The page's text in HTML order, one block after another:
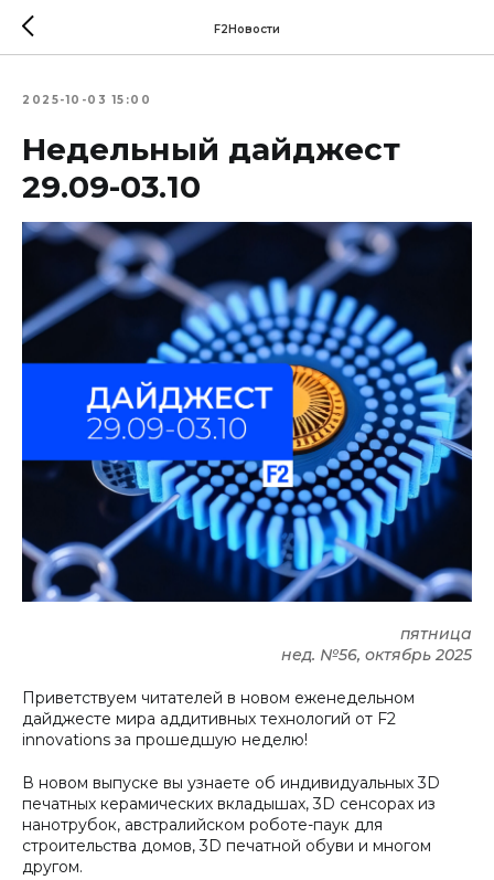
F2Новости
2025-10-03 15:00
Недельный дайджест
29.09-03.10
пятница
нед. №56, октябрь 2025
Приветствуем читателей в новом еженедельном
дайджесте мира аддитивных технологий от F2
innovations за прошедшую неделю!
В новом выпуске вы узнаете об индивидуальных 3D
печатных керамических вкладышах, 3D сенсорах из
нанотрубок, австралийском роботе-паук для
строительства домов, 3D печатной обуви и многом
другом.